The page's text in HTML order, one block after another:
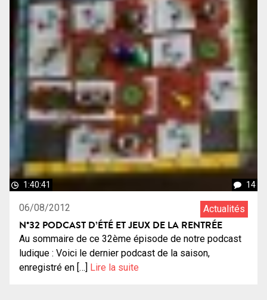
1:40:41 14
06/08/2012 Actualités
N°32 PODCAST D’ÉTÉ ET JEUX DE LA RENTRÉE
Au sommaire de ce 32ème épisode de notre podcast
ludique : Voici le dernier podcast de la saison,
enregistré en […] Lire la suite